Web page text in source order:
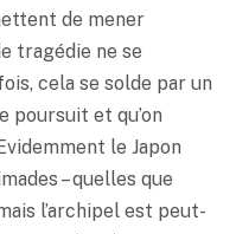
de mener
tragédie ne se
cela se solde par un
poursuit et qu’on
le Japon
– quelles que
l’archipel est peut-